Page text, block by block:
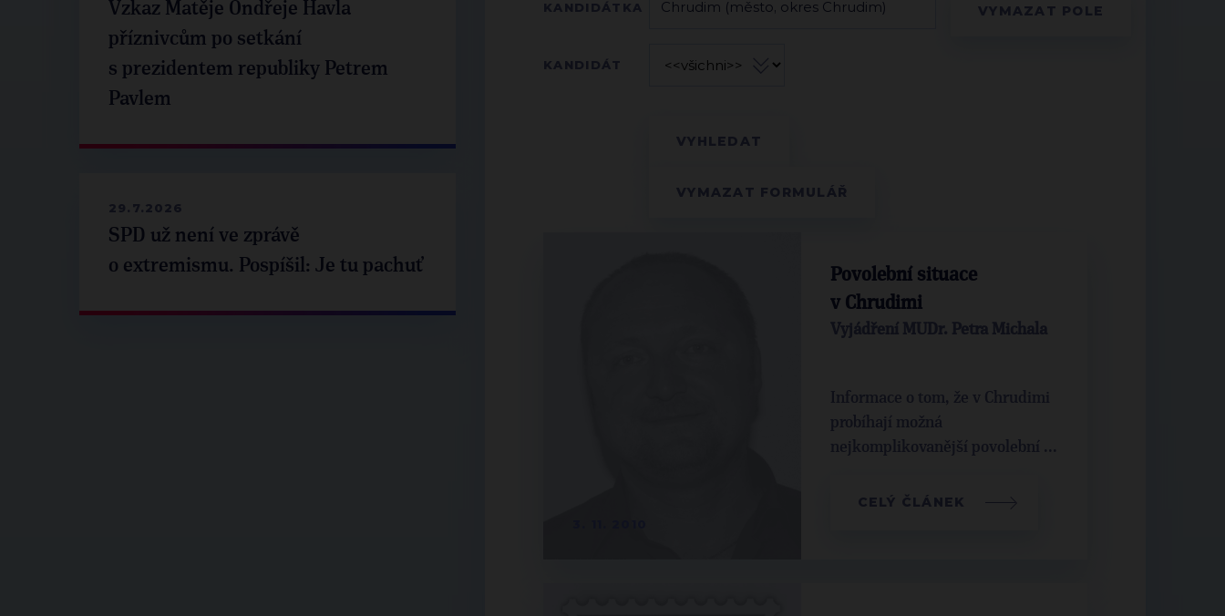
Vzkaz Matěje Ondřeje Havla
příznivcům po setkání
s prezidentem republiky Petrem
Pavlem
29.7.2026
SPD už není ve zprávě
o extremismu. Pospíšil: Je tu pachuť
KANDIDÁTKA
KANDIDÁT
Povolební situace
v Chrudimi
Vyjádření MUDr. Petra Michala
Informace o tom, že v Chrudimi
probíhají možná
nejkomplikovanější povolební ...
CELÝ ČLÁNEK